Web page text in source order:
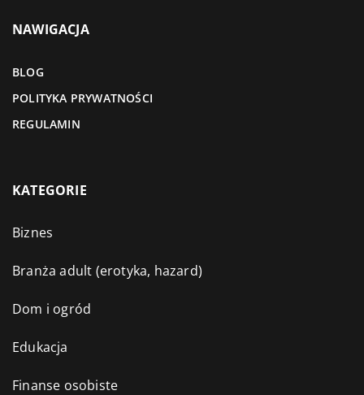
NAWIGACJA
BLOG
POLITYKA PRYWATNOŚCI
REGULAMIN
KATEGORIE
Biznes
Branża adult (erotyka, hazard)
Dom i ogród
Edukacja
Finanse osobiste